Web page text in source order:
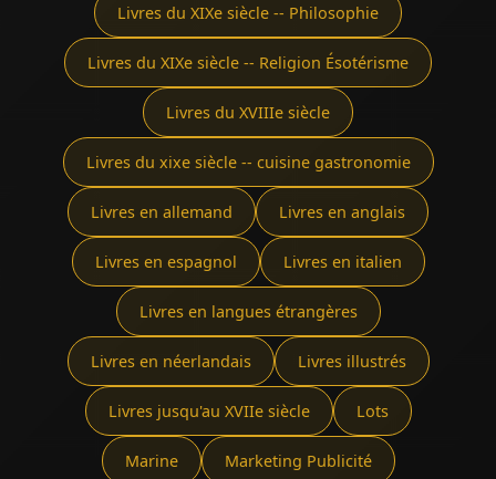
Livres du XIXe siècle -- Philosophie
Livres du XIXe siècle -- Religion Ésotérisme
Livres du XVIIIe siècle
Livres du xixe siècle -- cuisine gastronomie
Livres en allemand Livres en anglais
Livres en espagnol Livres en italien
Livres en langues étrangères
Livres en néerlandais Livres illustrés
Livres jusqu'au XVIIe siècle Lots
Marine Marketing Publicité